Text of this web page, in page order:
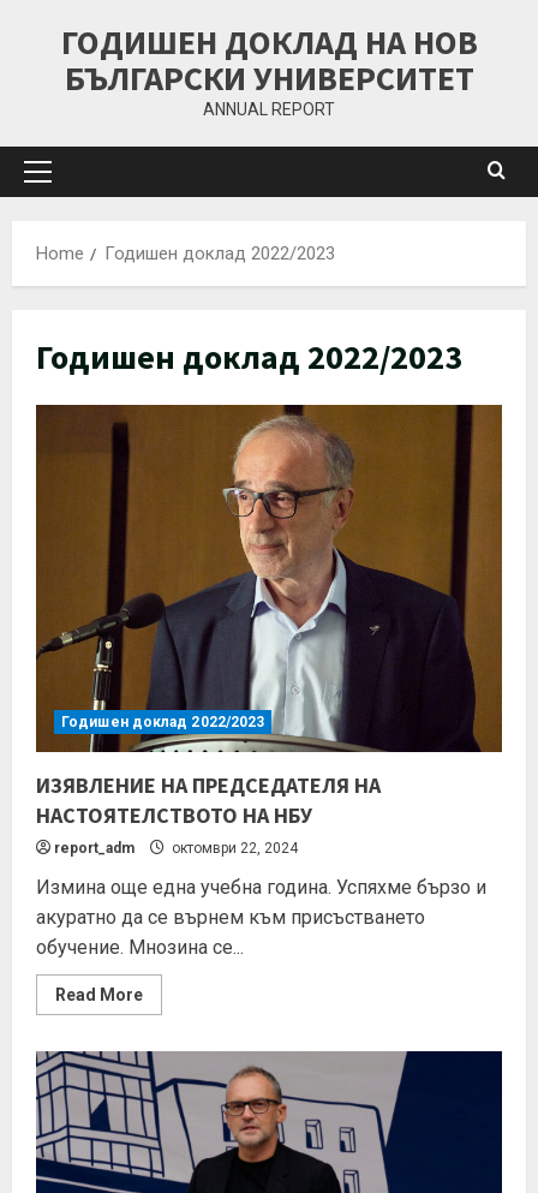
ГОДИШЕН ДОКЛАД НА НОВ
БЪЛГАРСКИ УНИВЕРСИТЕТ
ANNUAL REPORT
Home Годишен доклад 2022/2023
Годишен доклад 2022/2023
Годишен доклад 2022/2023
ИЗЯВЛЕНИЕ НА ПРЕДСЕДАТЕЛЯ НА
НАСТОЯТЕЛСТВОТО НА НБУ
report_adm октомври 22, 2024
Измина още една учебна година. Успяхме бързо и
акуратно да се върнем към присъстването
обучение. Мнозина се...
Read More